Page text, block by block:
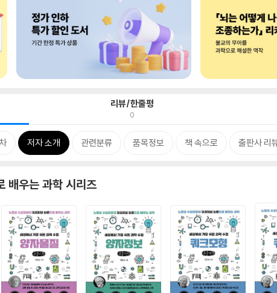
리뷰/한줄평
0
저자 소개 관련분류 품목정보 책 속으로 출판사 리
배우는 과학 시리즈